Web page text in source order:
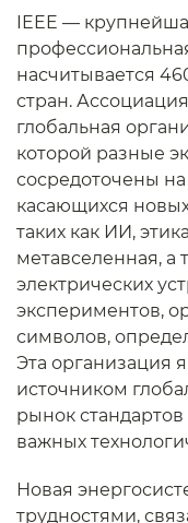
IEEE —
насчитывается
стран.
глобальная
которой разные
сосредоточены на
касающихся
таких как ИИ,
метавселенная, а
электрических
экспериментов,
символов,
Эта организация
источником
рынок
важных
Новая
трудностями,